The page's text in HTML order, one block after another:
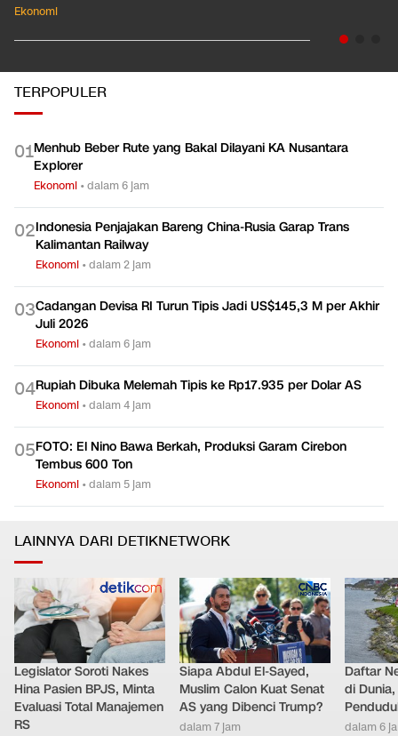
Ekonomi
TERPOPULER
01Menhub Beber Rute yang Bakal Dilayani KA Nusantara
Explorer
Ekonomi •dalam 6 jam
02Indonesia Penjajakan Bareng China-Rusia Garap Trans
Kalimantan Railway
Ekonomi •dalam 2 jam
03Cadangan Devisa RI Turun Tipis Jadi US$145,3 M per Akhir
Juli 2026
Ekonomi •dalam 6 jam
04Rupiah Dibuka Melemah Tipis ke Rp17.935 per Dolar AS
Ekonomi •dalam 4 jam
05FOTO: El Nino Bawa Berkah, Produksi Garam Cirebon
Tembus 600 Ton
Ekonomi •dalam 5 jam
LAINNYA DARI DETIKNETWORK
Legislator Soroti Nakes
Hina Pasien BPJS, Minta
Evaluasi Total Manajemen
RS
Siapa Abdul El-Sayed,
Muslim Calon Kuat Senat
AS yang Dibenci Trump?
dalam 7 jam
Daftar
di
dalam 6